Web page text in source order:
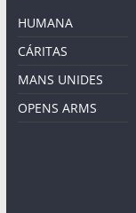
HUMANA
CÁRITAS
MANS UNIDES
OPENS ARMS